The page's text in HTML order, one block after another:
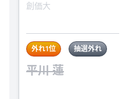
創価大
外れ1位 抽選外れ
平川 蓮